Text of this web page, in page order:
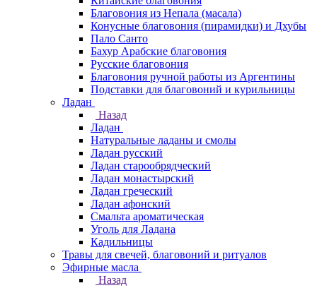
Благовония из Непала (масала)
Конусные благовония (пирамидки) и Дхубы
Пало Санто
Бахур Арабские благовония
Русские благовония
Благовония ручной работы из Аргентины
Подставки для благовоний и курильницы
Ладан
Назад
Ладан
Натуральные ладаны и смолы
Ладан русский
Ладан старообрядческий
Ладан монастырский
Ладан греческий
Ладан афонский
Смальта ароматическая
Уголь для Ладана
Кадильницы
Травы для свечей, благовоний и ритуалов
Эфирные масла
Назад